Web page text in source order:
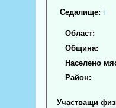
Седалище: ℹ
Област:
Община:
Населено
Район:
Участващи